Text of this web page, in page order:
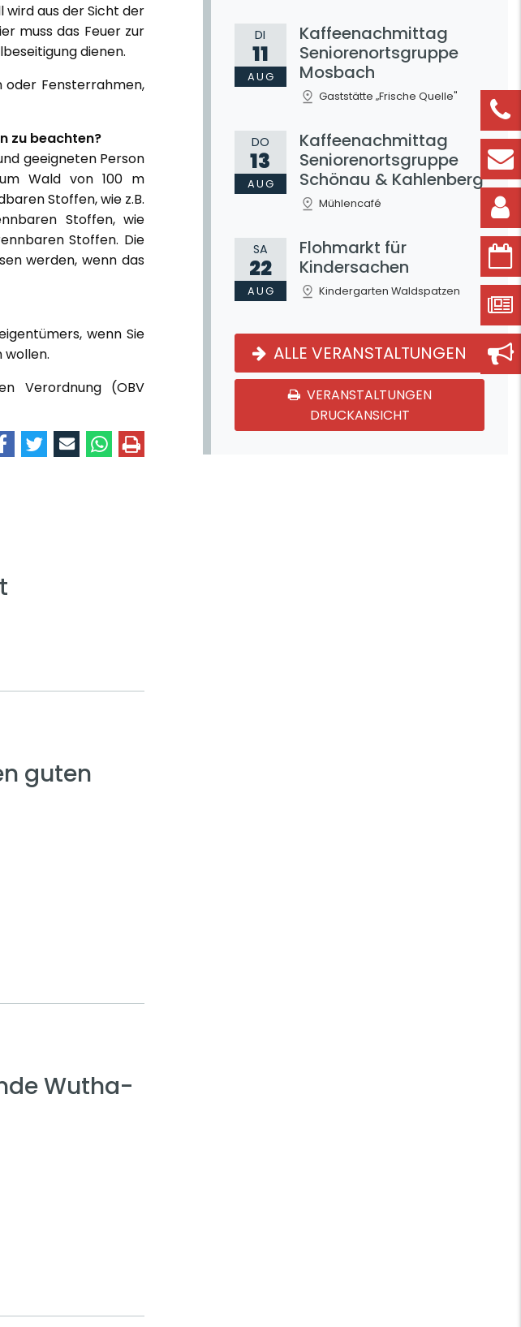
aus der Sicht der
muss das Feuer zur
dienen.
oder Fensterrahmen,
zu beachten?
geeigneten Person
Wald von 100 m
Stoffen, wie z.B.
Stoffen, wie
Stoffen. Die
werden, wenn das
wenn Sie
Verordnung (OBV
guten
Wutha-
DI
11
AUG
Kaffeenachmittag
Seniorenortsgruppe
Mosbach
Gaststätte „Frische Quelle"
DO
13
AUG
Kaffeenachmittag
Seniorenortsgruppe
Schönau & Kahlenberg
Mühlencafé
SA
22
AUG
Flohmarkt für
Kindersachen
Kindergarten Waldspatzen
ALLE VERANSTALTUNGEN
VERANSTALTUNGEN
DRUCKANSICHT